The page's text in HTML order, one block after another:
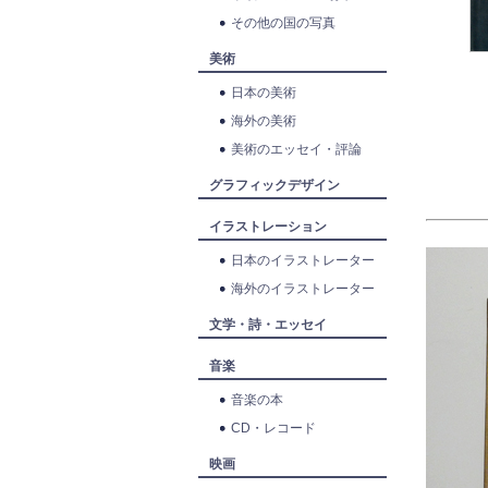
その他の国の写真
美術
日本の美術
海外の美術
美術のエッセイ・評論
グラフィックデザイン
イラストレーション
日本のイラストレーター
海外のイラストレーター
文学・詩・エッセイ
音楽
音楽の本
CD・レコード
映画